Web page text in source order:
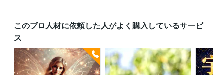
このプロ人材に依頼した人がよく購入しているサービ
ス